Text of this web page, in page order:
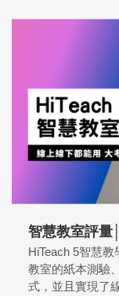
智慧教室評量
HiTeach 5智慧
教室的紙本測驗
式，並且實現了